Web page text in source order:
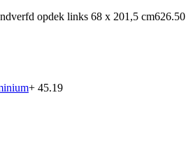
opdek links 68 x 201,5 cm626.50
+ 45.19